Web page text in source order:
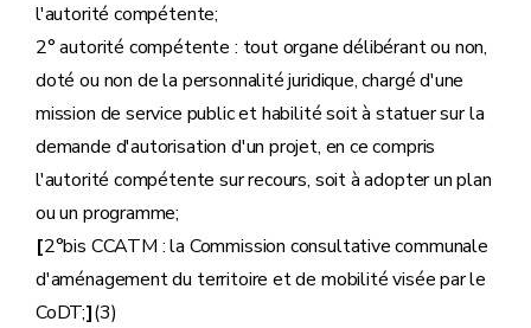
l'autorité compétente;
2° autorité compétente : tout organe délibérant ou non,
doté ou non de la personnalité juridique, chargé d'une
mission de service public et habilité soit à statuer sur la
demande d'autorisation d'un projet, en ce compris
l'autorité compétente sur recours, soit à adopter un plan
ou un programme;
[2°bis CCATM : la Commission consultative communale
d'aménagement du territoire et de mobilité visée par le
CoDT;](3)